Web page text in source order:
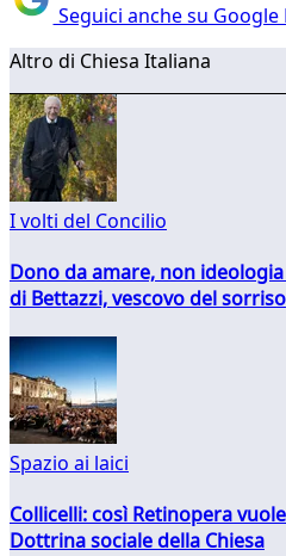
Seguici anche su
Altro di Chiesa Italiana
I volti del Concilio
Dono da amare, non
di Bettazzi, vescovo del sorriso
Spazio ai laici
Collicelli: così Retinopera
Dottrina sociale della Chiesa